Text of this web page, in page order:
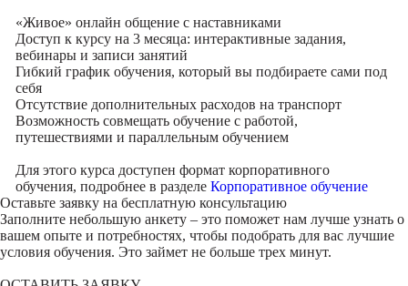
«Живое» онлайн общение с наставниками
Доступ к курсу на 3 месяца: интерактивные задания,
вебинары и записи занятий
Гибкий график обучения, который вы подбираете сами под
себя
Отсутствие дополнительных расходов на транспорт
Возможность совмещать обучение с работой,
путешествиями и параллельным обучением
Для этого курса доступен формат корпоративного
обучения, подробнее в разделе Корпоративное обучение
Оставьте заявку на бесплатную консультацию
Заполните небольшую анкету – это поможет нам лучше узнать о
вашем опыте и потребностях, чтобы подобрать для вас лучшие
условия обучения. Это займет не больше трех минут.